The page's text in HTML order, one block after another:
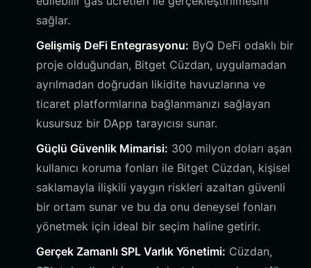
sağlar.
Gelişmiş DeFi Entegrasyonu: ByQ DeFi odaklı bir
proje olduğundan, Bitget Cüzdan, uygulamadan
ayrılmadan doğrudan likidite havuzlarına ve
ticaret platformlarına bağlanmanızı sağlayan
kusursuz bir DApp tarayıcısı sunar.
Güçlü Güvenlik Mimarisi: 300 milyon doları aşan
kullanıcı koruma fonları ile Bitget Cüzdan, kişisel
saklamayla ilişkili yaygın riskleri azaltan güvenli
bir ortam sunar ve bu da onu deneysel fonları
yönetmek için ideal bir seçim haline getirir.
Gerçek Zamanlı SPL Varlık Yönetimi: Cüzdan,